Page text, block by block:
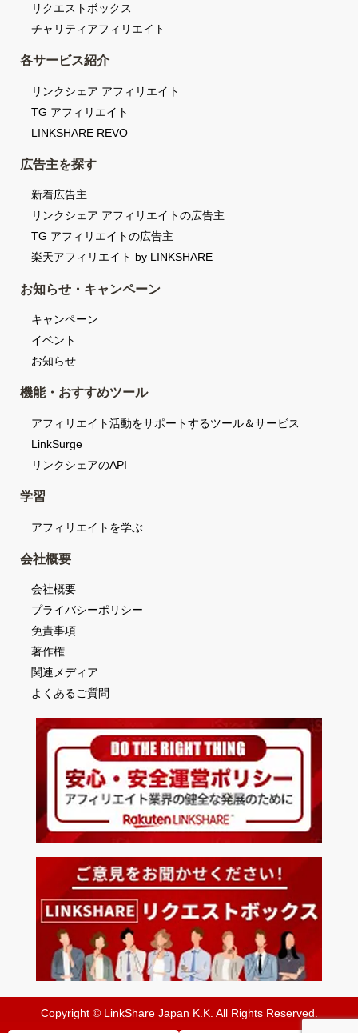
リクエストボックス
チャリティアフィリエイト
各サービス紹介
リンクシェア アフィリエイト
TG アフィリエイト
LINKSHARE REVO
広告主を探す
新着広告主
リンクシェア アフィリエイトの広告主
TG アフィリエイトの広告主
楽天アフィリエイト by LINKSHARE
お知らせ・キャンペーン
キャンペーン
イベント
お知らせ
機能・おすすめツール
アフィリエイト活動をサポートするツール＆サービス
LinkSurge
リンクシェアのAPI
学習
アフィリエイトを学ぶ
会社概要
会社概要
プライバシーポリシー
免責事項
著作権
関連メディア
よくあるご質問
Copyright © LinkShare Japan K.K. All Rights Reserved.